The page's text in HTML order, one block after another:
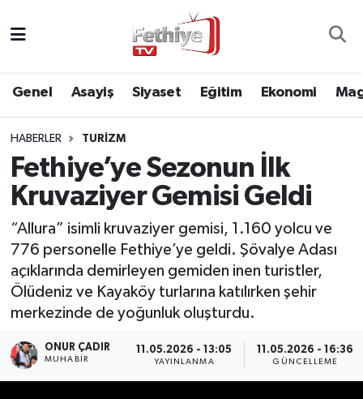
Genel Asayiş Siyaset Eğitim Ekonomi
HABERLER TURIZM
Fethiye’ye Sezonun İlk
Kruvaziyer Gemisi Geldi
“Allura” isimli kruvaziyer gemisi, 1.160 yolcu ve
776 personelle Fethiye’ye geldi. Şövalye Adası
açıklarında demirleyen gemiden inen turistler,
Ölüdeniz ve Kayaköy turlarına katılırken şehir
merkezinde de yoğunluk oluşturdu.
ONUR ÇADIR
MUHABİR
11.05.2026 - 13:05
YAYINLANMA
11.05.2026 - 16:36
GÜNCELLEME
Asayiş
Eğitim
Ekonomi
Kültür
Magazin
Spor
Muğla Hava Durumu
Muğla Namaz Vakitleri
Muğla Trafik Yoğunluk Haritası
Süper Lig Puan Durumu ve Fikstür
Tüm Manşetler
Son Dakika Haberleri
Haber Arşivi